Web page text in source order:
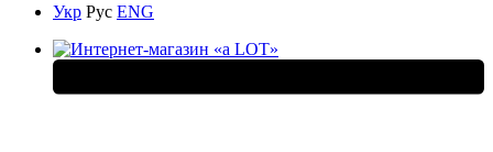
Укр Рус ENG